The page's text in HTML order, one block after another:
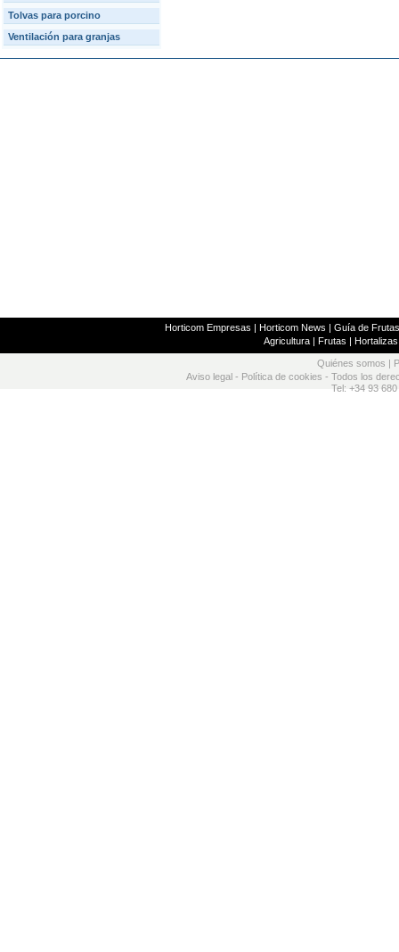
Tolvas para porcino
Ventilación para granjas
Horticom Empresas | Horticom News | Guía de
Agricultura| Frutas | Hortalizas
Quiénes somos
Aviso legal - Política de cookies - Todos los
Tel: +34 93